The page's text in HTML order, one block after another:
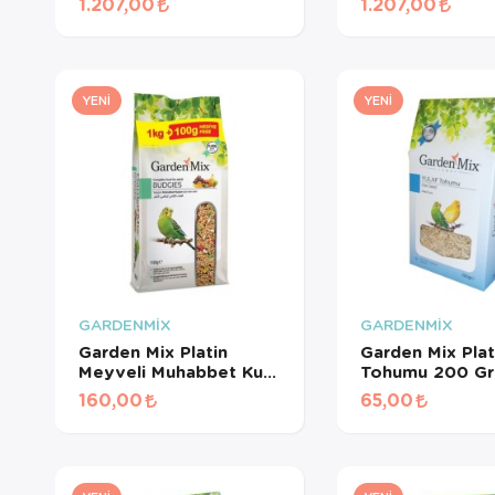
İçin Beyaz Pelet Yem 3
YENI
GARDENMİX
Garden Mix Platin
Meyveli Muhabbet Kuş
Yemi 1.1 Kg
160,00
YENI
GARDENMİX
Garden Mix
Tohumu 200 Gr
65,00